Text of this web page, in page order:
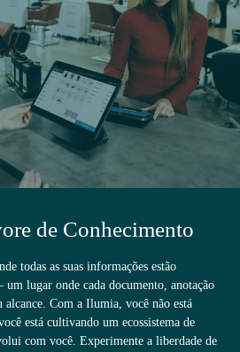
de Conhecimento
todas as suas informações estão
lugar onde cada documento, anotação
alcance. Com a Ilumia, você não está
está cultivando um ecossistema de
com você. Experimente a liberdade de